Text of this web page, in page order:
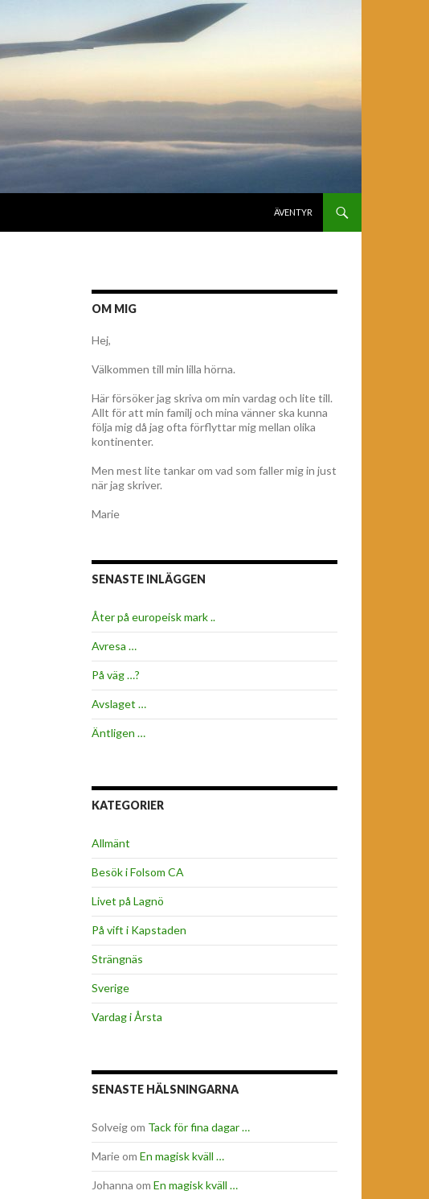
ÄVENTYR
OM MIG
Hej,
Välkommen till min lilla hörna.
Här försöker jag skriva om min vardag och lite till.
Allt för att min familj och mina vänner ska kunna
följa mig då jag ofta förflyttar mig mellan olika
kontinenter.
Men mest lite tankar om vad som faller mig in just
när jag skriver.
Marie
SENASTE INLÄGGEN
Åter på europeisk mark ..
Avresa …
På väg …?
Avslaget …
Äntligen …
KATEGORIER
Allmänt
Besök i Folsom CA
Livet på Lagnö
På vift i Kapstaden
Strängnäs
Sverige
Vardag i Årsta
SENASTE HÄLSNINGARNA
Solveigom Tack för fina dagar …
Marieom En magisk kväll …
Johanna om En magisk kväll …